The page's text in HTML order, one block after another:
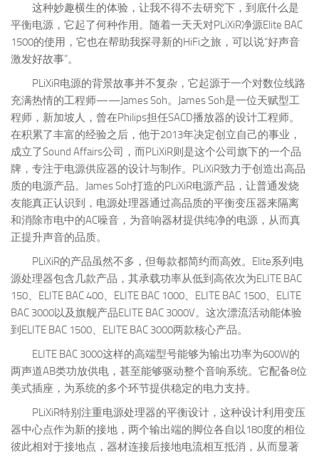
这种妙趣横生的体验，让我不得不去研究下，到底什么是
平衡电源，它起了何种作用。随着一天天对PLiXiR净源Elite BAC
1500的使用，它也在帮助我探寻新的HiFi之旅，可以说“好声音
激发好故事”。
PLiXiR电源的背景故事并不复杂，它起源于一个对数位线路
充满热情的工程师——James Soh。James Soh是一位天赋型工
程师，新加坡人，曾在Philips担任SACD播放器的设计工程师。
在积累了丰富的经验之后，他于2013年决定创立自己的事业，
成立了Sound Affairs公司，而PLiXiR则是这个公司旗下的一个品
牌，专注于电源供应器的设计与制作。PLiXiR致力于创造出高品
质的电源产品。James Soh打造的PLiXiR电源产品，让普通发烧
友能真正认识到，电源处理器通过高品质的平衡变压器来隔离
和消除市电中的AC噪音，为音响器材提供纯净的电源，从而真
正提升声音的品质。
PLiXiR的产品虽然不多，但每款都简约而高效。Elite系列电
源处理器包含几款产品，其承载功率从低到高依次为ELITE BAC
150、ELITE BAC 400、ELITE BAC 1000、ELITE BAC 1500、ELITE
BAC 3000以及旗舰产品ELITE BAC 3000V。这次漂流活动能体验
到ELITE BAC 1500、ELITE BAC 3000两款核心产品。
ELITE BAC 3000这样的高端型号能够为输出功率为600W的
两声道AB类功放供电，甚至能够驱动整个音响系统。它配备8位
美式插座，为系统的多个环节提供稳定的电力支持。
PLiXiR特别注重电源处理器的平衡设计，这种设计利用变压
器中心点作为新的接地，两个输出端的脚位各自以180度的相位
彼此相对于接地点，器材连接后接地电流相互抵消，从而显著